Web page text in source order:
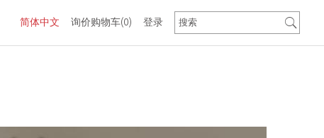
询价购物车(0)
简体中文 登录